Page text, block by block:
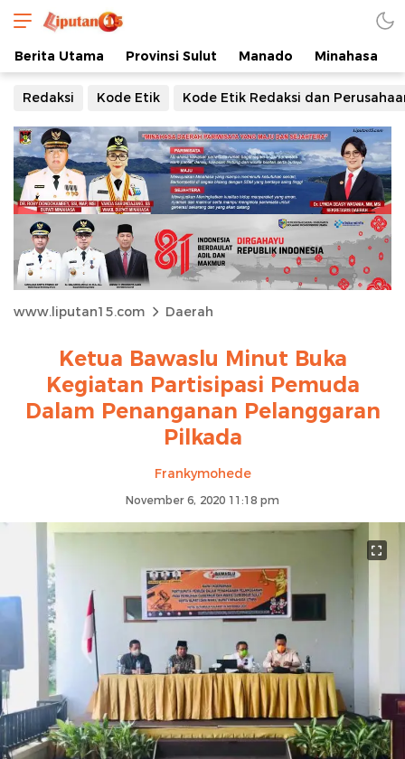
Berita Utama Provinsi Sulut Manado Minahasa
Redaksi Kode Etik Kode Etik Redaksi dan
www.liputan15.com Daerah
Ketua Bawaslu Minut Buka
Kegiatan Partisipasi Pemuda
Dalam Penanganan Pelanggaran
Pilkada
Frankymohede
November 6, 2020 11:18 pm